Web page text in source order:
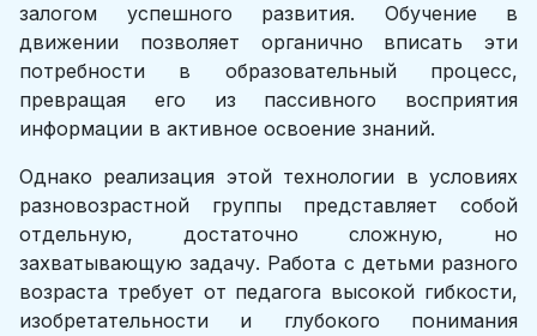
залогом успешного развития. Обучение в
движении позволяет органично вписать эти
потребности в образовательный процесс,
превращая его из пассивного восприятия
информации в активное освоение знаний.
Однако реализация этой технологии в условиях
разновозрастной группы представляет собой
отдельную, достаточно сложную, но
захватывающую задачу. Работа с детьми разного
возраста требует от педагога высокой гибкости,
изобретательности и глубокого понимания